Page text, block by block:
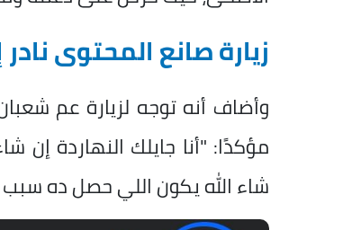
زيارة صانع المحتوى
وأضاف أنه توجه لزيارة عم
مؤكدًا: "أنا جايلك النهاردة إن
شاء الله يكون اللي حصل ده